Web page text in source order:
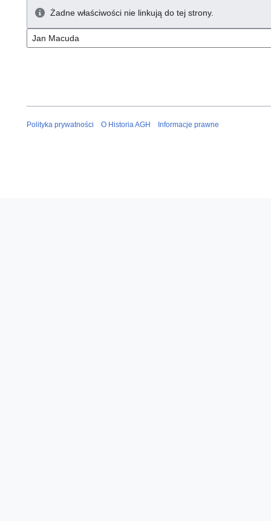
Żadne właściwości nie linkują do tej strony.
Polityka prywatności O Historia AGH Informacje prawne